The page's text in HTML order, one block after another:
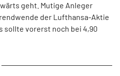
geht. Mutige Anleger
der Lufthansa-Aktie
sollte vorerst noch bei 4,90